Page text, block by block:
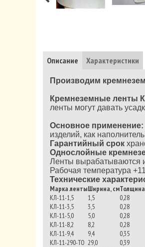
Описание Характеристики
Производим
Кремнеземные ленты
ленты могут давать
Основное применение:
изделий, как
Гарантийный срок
Однослойные
Ленты вырабатываются
Рабочая температура
Технические
Марка лентыШирина, см
КЛ-11-1,5
1,5 0,28
КЛ-11-3,5
3,5 0,28
КЛ-11-5,0
5,0 0,28
КЛ-11-8,2
8,2 0,28
КЛ-11-9,4
9,4 0,35
КЛ-11-290-ТО 29,0 0,39